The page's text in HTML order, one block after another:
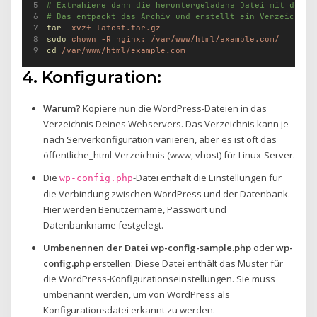
# Extrahiere dann die heruntergeladene Datei mit dem
# Das entpackt das Archiv und erstellt ein Verzeichnis
tar -xvzf latest.tar.gz
sudo chown -R nginx:
/var/www/html/example.com/
cd /var/www/html/example.com
4. Konfiguration:
Warum? Kopiere nun die WordPress-Dateien in das
Verzeichnis Deines Webservers. Das Verzeichnis kann je
nach Serverkonfiguration variieren, aber es ist oft das
öffentliche_html-Verzeichnis (www, vhost) für Linux-Server.
Die wp-config.php-Datei enthält die Einstellungen für
die Verbindung zwischen WordPress und der Datenbank.
Hier werden Benutzername, Passwort und
Datenbankname festgelegt.
Umbenennen der Datei wp-config-sample.phpoderwp-
config.phperstellen: Diese Datei enthält das Muster für
die WordPress-Konfigurationseinstellungen. Sie muss
umbenannt werden, um von WordPress als
Konfigurationsdatei erkannt zu werden.